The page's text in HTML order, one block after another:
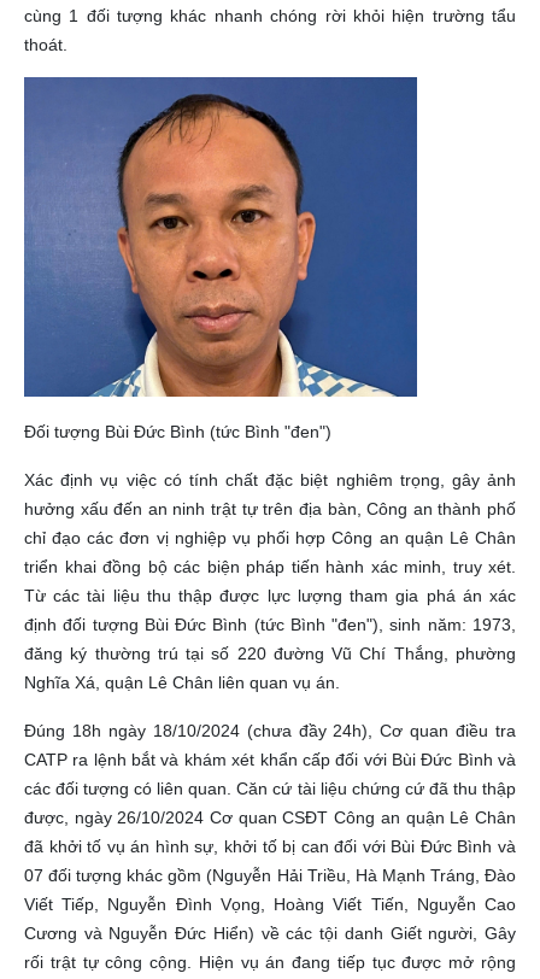
cùng 1 đối tượng khác nhanh chóng rời khỏi hiện trường tẩu
thoát.
Đối tượng Bùi Đức Bình (tức Bình "đen")
Xác định vụ việc có tính chất đặc biệt nghiêm trọng, gây ảnh
hưởng xấu đến an ninh trật tự trên địa bàn, Công an thành phố
chỉ đạo các đơn vị nghiệp vụ phối hợp Công an quận Lê Chân
triển khai đồng bộ các biện pháp tiến hành xác minh, truy xét.
Từ các tài liệu thu thập được lực lượng tham gia phá án xác
định đối tượng Bùi Đức Bình (tức Bình "đen"), sinh năm: 1973,
đăng ký thường trú tại số 220 đường Vũ Chí Thắng, phường
Nghĩa Xá, quận Lê Chân liên quan vụ án.
Đúng 18h ngày 18/10/2024 (chưa đầy 24h), Cơ quan điều tra
CATP ra lệnh bắt và khám xét khẩn cấp đối với Bùi Đức Bình và
các đối tượng có liên quan. Căn cứ tài liệu chứng cứ đã thu thập
được, ngày 26/10/2024 Cơ quan CSĐT Công an quận Lê Chân
đã khởi tố vụ án hình sự, khởi tố bị can đối với Bùi Đức Bình và
07 đối tượng khác gồm (Nguyễn Hải Triều, Hà Mạnh Tráng, Đào
Viết Tiếp, Nguyễn Đình Vọng, Hoàng Viết Tiến, Nguyễn Cao
Cương và Nguyễn Đức Hiển) về các tội danh Giết người, Gây
rối trật tự công cộng. Hiện vụ án đang tiếp tục được mở rộng